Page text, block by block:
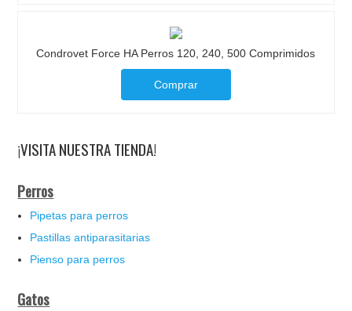
Condrovet Force HA Perros 120, 240, 500 Comprimidos
Comprar
¡VISITA NUESTRA TIENDA!
Perros
Pipetas para perros
Pastillas antiparasitarias
Pienso para perros
Gatos